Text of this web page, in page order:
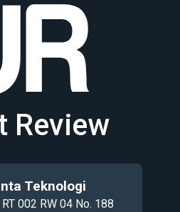
Review
Teknologi
002 RW 04 No. 188